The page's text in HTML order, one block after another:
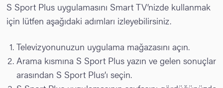
S Sport Plus uygulamasını Smart TV’nizde kullanmak
için lütfen aşağıdaki adımları izleyebilirsiniz.
Televizyonunuzun uygulama mağazasını açın.
Arama kısmına S Sport Plus yazın ve gelen sonuçlar
arasından S Sport Plus’ı seçin.